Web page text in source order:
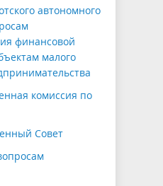
автономного
финансовой
малого
комиссия по
Совет